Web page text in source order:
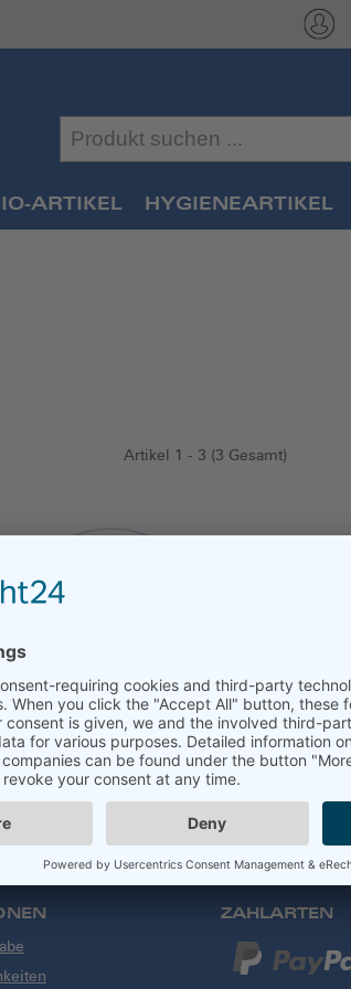
ARTIKEL HYGIENEARTIKEL
Artikel 1 - 3 (3 Gesamt)
Artikel 1 - 3 (3 Gesamt)
Artikel pro Seite
ZAHLARTEN